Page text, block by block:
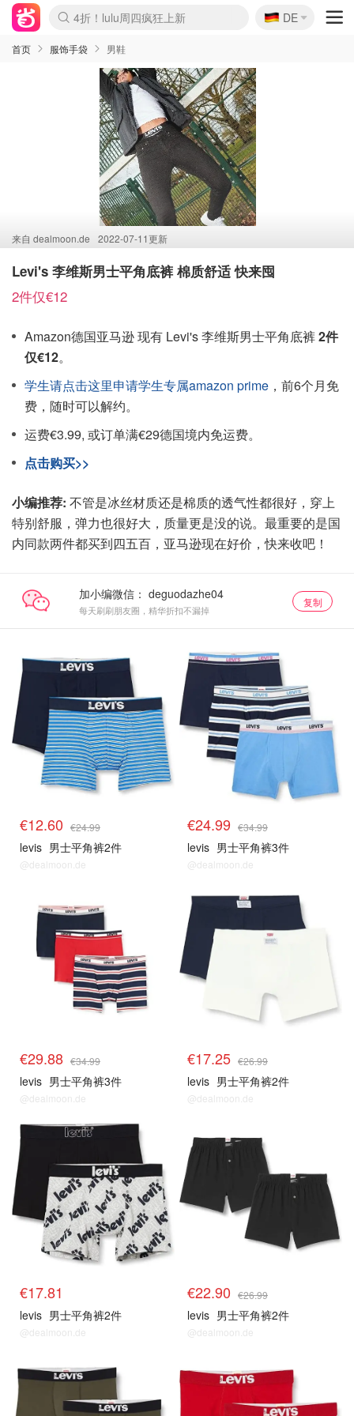
Boticinal 夏促开抢！
4折！lulu周四疯狂上新
还没结束！&OtherStories大促
Joybuy变相75折 随时失效
速领！Stanley独家85折
疑似霸哥！Camper额外叠85折
Zalando 奥莱闪促！每日更新
Moncler反季囤！5折起+叠9折
Coach Brooklyn仅€192
🇩🇪
DE
首页 服饰手袋 男鞋
来自 dealmoon.de 2022-07-11更新
Levi's 李维斯男士平角底裤 棉质舒适 快来囤
2件仅€12
Amazon德国亚马逊 现有 Levi's 李维斯男士平角底裤2件
仅€12。
学生请点击这里申请学生专属amazon prime ，前6个月免
费，随时可以解约。
运费€3.99, 或订单满€29德国境内免运费。
点击购买>>
小编推荐: 不管是冰丝材质还是棉质的透气性都很好，穿上
特别舒服，弹力也很好大，质量更是没的说。最重要的是国
内同款两件都买到四五百，亚马逊现在好价，快来收吧！
加小编微信：
每天刷刷朋友圈，精华折扣不漏掉
复制
€12.60 €24.99
levis 男士平角裤2件
@dealmoon.de
€24.99 €34.99
levis 男士平角裤3件
@dealmoon.de
€29.88 €34.99
levis 男士平角裤3件
@dealmoon.de
€17.25 €26.99
levis 男士平角裤2件
@dealmoon.de
€17.81
levis 男士平角裤2件
@dealmoon.de
€22.90 €26.99
levis 男士平角裤2件
@dealmoon.de